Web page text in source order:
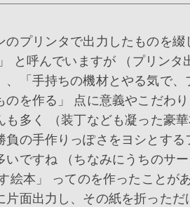
プリンタで出力したものを綴
と呼んでいますが （プリンタ
、「手持ちの機材とやる気で、
のを作る」 点に意義やこだわ
も多く （装丁なども凝った豪
負の手作りっぽさをヨシとする
いですね （ちなみにうちのサ
絵本」 ってのを作ったこと
片面出力し、その紙を折っただ